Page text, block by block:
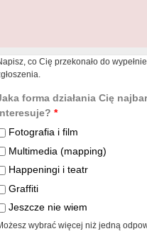
co Cię przekonało do
forma działania Cię
*
Fotografia i film
Multimedia (mapping)
Happeningi i teatr
Graffiti
Jeszcze nie wiem
wybrać więcej niż jedną